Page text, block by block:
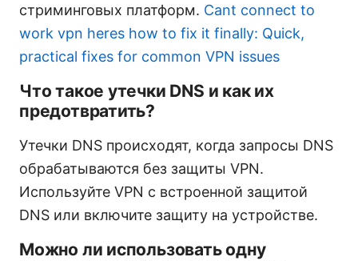
стриминговых платформ. Cant connect to
work vpn heres how to fix it finally: Quick,
practical fixes for common VPN issues
Что такое утечки DNS и как их
предотвратить?
Утечки DNS происходят, когда запросы DNS
обрабатываются без защиты VPN.
Используйте VPN с встроенной защитой
DNS или включите защиту на устройстве.
Можно ли использовать одну